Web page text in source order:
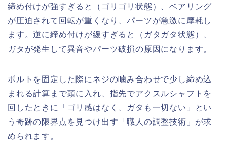
締め付けが強すぎると（ゴリゴリ状態）、ベアリング
が圧迫されて回転が重くなり、パーツが急激に摩耗し
ます。逆に締め付けが緩すぎると（ガタガタ状態）、
ガタが発生して異音やパーツ破損の原因になります。
ボルトを固定した際にネジの噛み合わせで少し締め込
まれる計算まで頭に入れ、指先でアクスルシャフトを
回したときに「ゴリ感はなく、ガタも一切ない」とい
う奇跡の限界点を見つけ出す「職人の調整技術」が求
められます。